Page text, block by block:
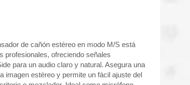
de cañón estéreo en modo M/S está
profesionales, ofreciendo señales
para un audio claro y natural. Asegura una
imagen estéreo y permite un fácil ajuste del